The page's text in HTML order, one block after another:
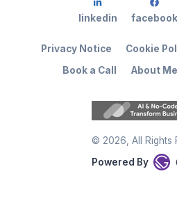
© 2026 , All
Powered By
Book a Call About Me
Privacy Notice Cookie
linkedin facebook